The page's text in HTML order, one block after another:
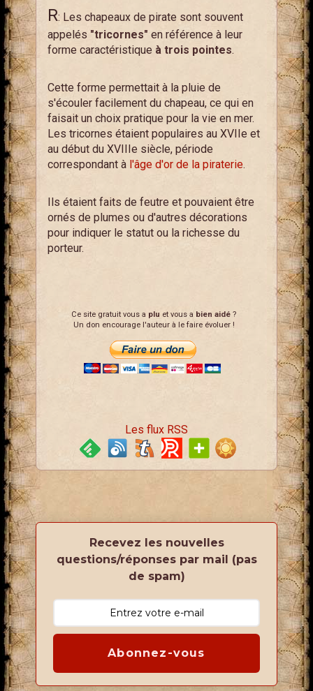
R: Les chapeaux de pirate sont souvent
appelés "tricornes" en référence à leur
forme caractéristique à trois pointes.
Cette forme permettait à la pluie de
s'écouler facilement du chapeau, ce qui en
faisait un choix pratique pour la vie en mer.
Les tricornes étaient populaires au XVIIe et
au début du XVIIIe siècle, période
correspondant à l'âge d'or de la piraterie.
Ils étaient faits de feutre et pouvaient être
ornés de plumes ou d'autres décorations
pour indiquer le statut ou la richesse du
porteur.
Ce site gratuit vous a plu et vous a bien aidé ?
Un don encourage l'auteur à le faire évoluer !
Les flux RSS
Recevez les nouvelles
questions/réponses par mail (pas
de spam)
Abonnez-vous